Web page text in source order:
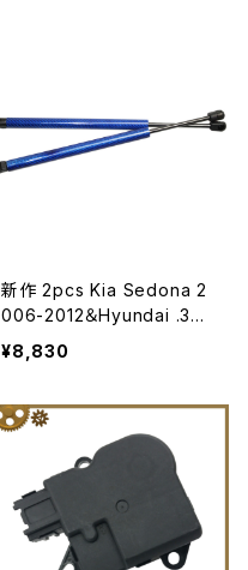
新作 2pcs Kia Sedona 2
006-2012＆Hyundai .39
インチオートフロントフード
ガススプリングリフトがスト
をサポート
¥8,830